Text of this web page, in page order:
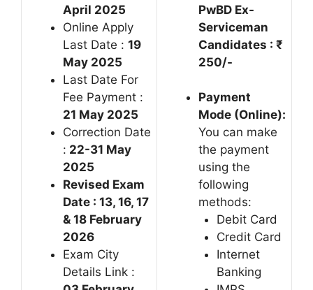
April 2025
Online Apply
Last Date : 19
May 2025
Last Date For
Fee Payment :
21 May 2025
Correction Date
: 22-31 May
2025
Revised Exam
Date : 13, 16, 17
& 18 February
2026
Exam City
Details Link :
PwBD Ex-
Serviceman
Candidates : ₹
250/-
Payment
Mode (Online):
You can make
the payment
using the
following
methods:
Debit Card
Credit Card
Internet
Banking